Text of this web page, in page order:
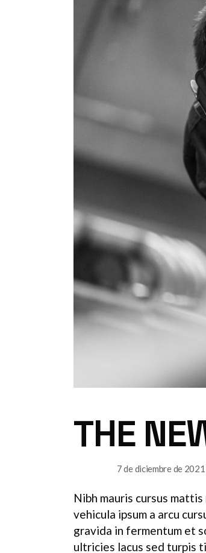
THE
7 de diciembre de 2021
Nibh mauris cursus
vehicula ipsum a arcu
gravida in fermentum et
ultricies lacus sed turpis